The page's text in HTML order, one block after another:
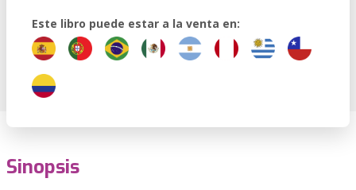
Este libro puede estar a la venta en:
Sinopsis